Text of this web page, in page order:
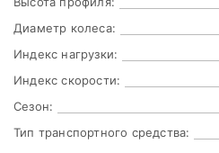
Диаметр колеса:
Индекс нагрузки:
Индекс скорости:
Сезон:
Тип транспортного средства: